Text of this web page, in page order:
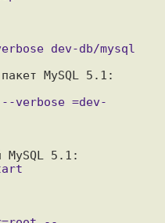
MySQL 5.1: